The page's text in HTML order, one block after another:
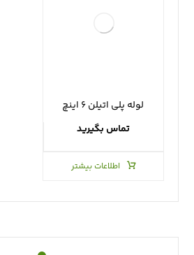
لوله پلی اتیلن ۶ اینچ
تماس بگیرید
اطلاعات بیشتر